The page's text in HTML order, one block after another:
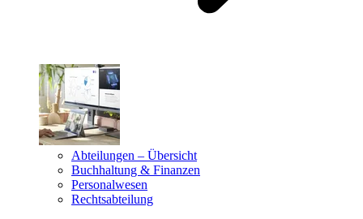
Abteilungen – Übersicht
Buchhaltung & Finanzen
Personalwesen
Rechtsabteilung